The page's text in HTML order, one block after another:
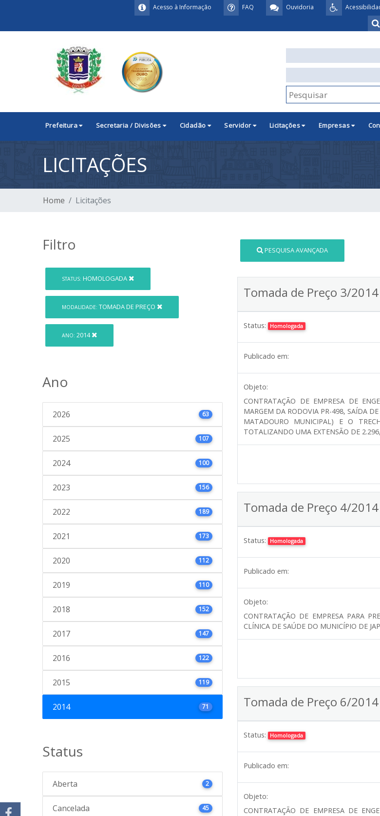
Ouvidoria
FAQ
Acesso à Informação
Prefeitura Secretaria / Divisões Cidadão Servidor Licitações Empresas
LICITAÇÕES
Home Licitações
Filtro
STATUS: HOMOLOGADA
MODALIDADE: TOMADA DE PREÇO
ANO: 2014
Ano
2026 63
2025 107
2024 100
2023 156
2022 189
2021 173
2020 112
2019 110
2018 152
2017 147
2016 122
2015 119
2014 71
Status
Aberta 2
Cancelada 45
PESQUISA AVANÇADA
Tomada de Preço 3/2014
Status: Homologada
Publicado em:
Objeto:
CONTRATAÇÃO DE EMPRESA DE
MARGEM DA RODOVIA PR-498, SAÍDA
MATADOURO MUNICIPAL) E O
TOTALIZANDO UMA EXTENSÃO DE
Tomada de Preço 4/2014
Status: Homologada
Publicado em:
Objeto:
CONTRATAÇÃO DE EMPRESA PARA
CLÍNICA DE SAÚDE DO MUNICÍPIO DE
Tomada de Preço 6/2014
Status: Homologada
Publicado em:
Objeto:
CONTRATAÇÃO DE EMPRESA DE